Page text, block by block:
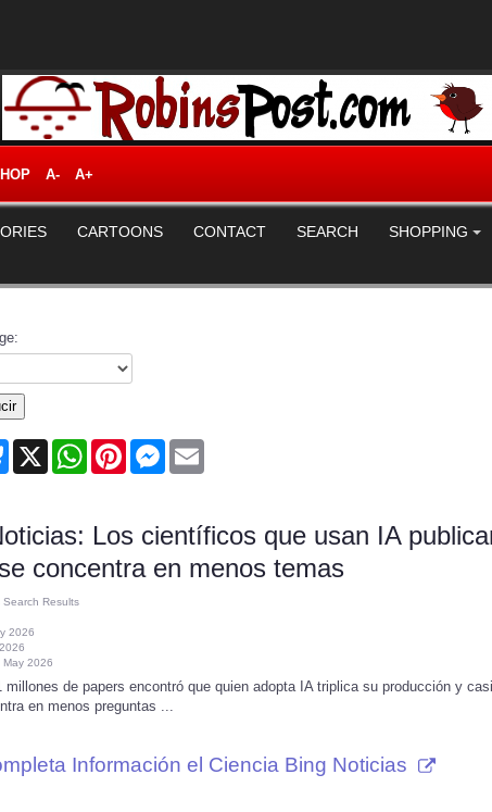
A- A+
CARTOONS CONTACT SEARCH SHOPPING
Bluesky
X WhatsAppPinterestMessenger
Los científicos que usan IA
concentra en menos temas
Search Results
2026
2026
millones de papers encontró que quien adopta IA triplica su producción y
en menos preguntas ...
Información el Ciencia Bing Noticias